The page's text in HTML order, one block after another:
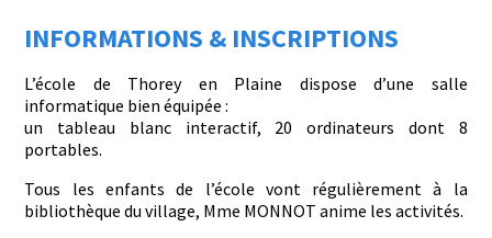
INFORMATIONS & INSCRIPTIONS
L’école de Thorey en Plaine dispose d’une salle
informatique bien équipée :
un tableau blanc interactif, 20 ordinateurs dont 8
portables.
Tous les enfants de l’école vont régulièrement à la
bibliothèque du village, Mme MONNOT anime les activités.